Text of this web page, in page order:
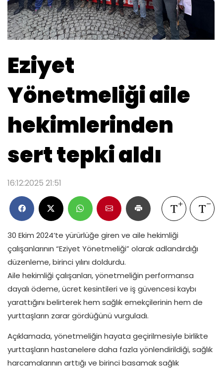
Eziyet
Yönetmeliği aile
hekimlerinden
sert tepki aldı
16:12:2025 21:51
30 Ekim 2024’te yürürlüğe giren ve aile hekimliği
çalışanlarının “Eziyet Yönetmeliği” olarak adlandırdığı
düzenleme, birinci yılını doldurdu.
Aile hekimliği çalışanları, yönetmeliğin performansa
dayalı ödeme, ücret kesintileri ve iş güvencesi kaybı
yarattığını belirterek hem sağlık emekçilerinin hem de
yurttaşların zarar gördüğünü vurguladı.
Açıklamada, yönetmeliğin hayata geçirilmesiyle birlikte
yurttaşların hastanelere daha fazla yönlendirildiği, sağlık
harcamalarının arttığı ve birinci basamak sağlık